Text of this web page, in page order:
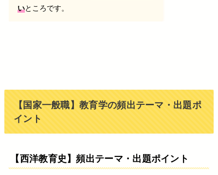
いところです。
【国家一般職】教育学の頻出テーマ・出題ポ
イント
【西洋教育史】頻出テーマ・出題ポイント